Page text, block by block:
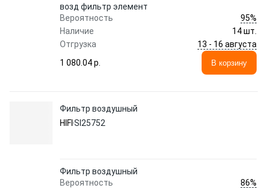
возд фильтр элемент
Вероятность
95%
Наличие
14 шт.
Отгрузка
13 - 16 августа
1 080.04 p.
В корзину
Фильтр воздушный
HIFI SI25752
Фильтр воздушный
Вероятность
86%